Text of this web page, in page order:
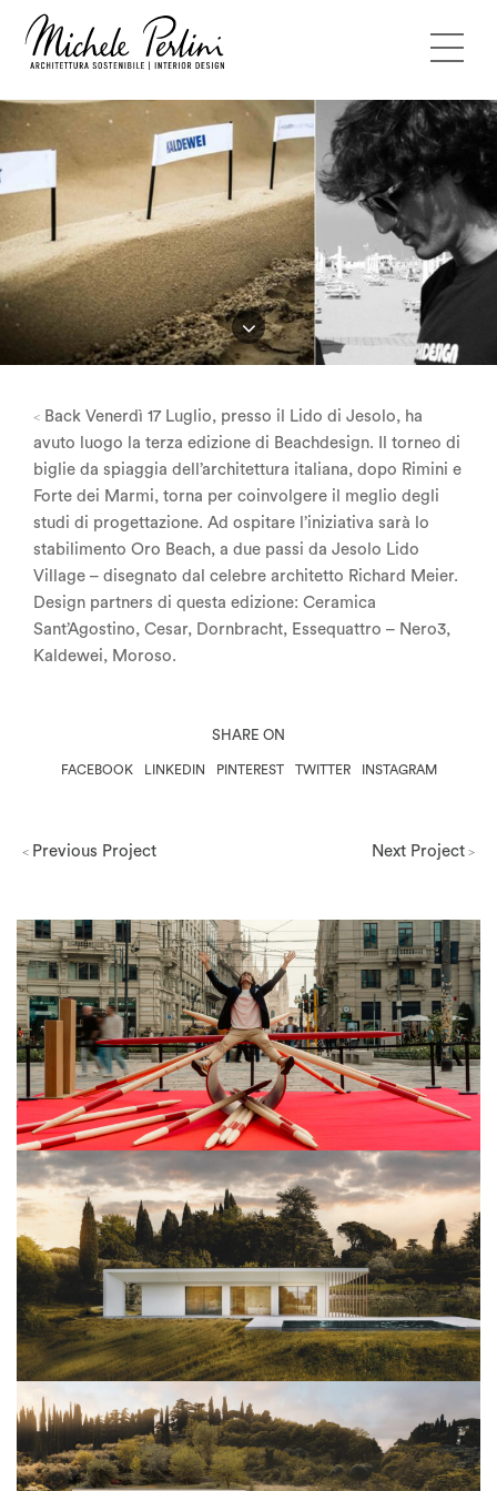
< Back Venerdì 17 Luglio, presso il Lido di Jesolo, ha
avuto luogo la terza edizione di Beachdesign. Il torneo di
biglie da spiaggia dell’architettura italiana, dopo Rimini e
Forte dei Marmi, torna per coinvolgere il meglio degli
studi di progettazione. Ad ospitare l’iniziativa sarà lo
stabilimento Oro Beach, a due passi da Jesolo Lido
Village – disegnato dal celebre architetto Richard Meier.
Design partners di questa edizione: Ceramica
Sant’Agostino, Cesar, Dornbracht, Essequattro – Nero3,
Kaldewei, Moroso.
SHARE ON
FACEBOOK LINKEDIN PINTEREST TWITTER INSTAGRAM
Milano Design Week 2026
View Project
Architettura
View Project
Architettura
< Previous Project Next Project >